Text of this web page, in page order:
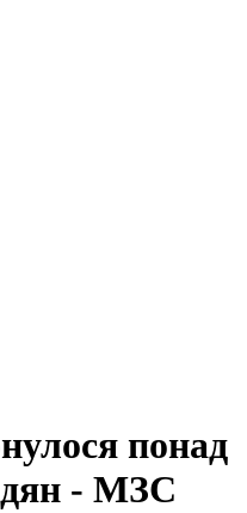
понад
- МЗС